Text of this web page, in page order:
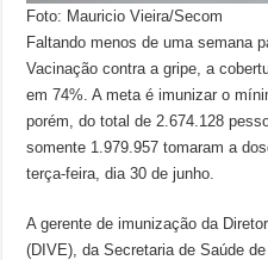
Foto: Mauricio Vieira/Secom
Faltando menos de uma semana
Vacinação contra a gripe, a
em 74%. A meta é imunizar o
porém, do total de 2.674.128
somente 1.979.957 tomaram a
terça-feira, dia 30 de junho.
A gerente de imunização da
(DIVE), da Secretaria de Saúde